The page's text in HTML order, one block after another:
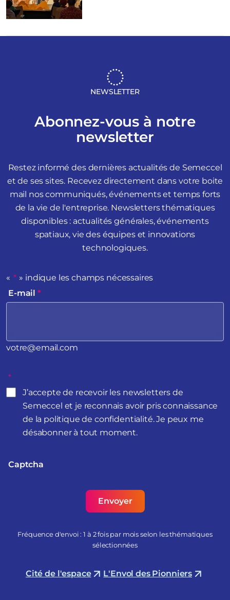
NEWSLETTER
Abonnez-vous à notre
newsletter
Restez informé des dernières actualités de Semeccel
et de ses sites. Recevez directement dans votre boite
mail nos communiqués, événements et temps forts
de la vie de l'entreprise. Newsletters thématiques
disponibles : actualités générales, événements
spatiaux, vie des équipes et innovations
technologiques.
« * » indique les champs nécessaires
E-mail *
votre@email.com
*
J’accepte de recevoir les newsletters de
Semeccel et je reconnais avoir pris connaissance
de la politique de confidentialité. Je peux me
désabonner à tout moment.
Captcha
Fréquence d'envoi : 1 à 2 fois par mois selon les thématiques
sélectionnées
Cité de l'espace L'Envol des Pionniers